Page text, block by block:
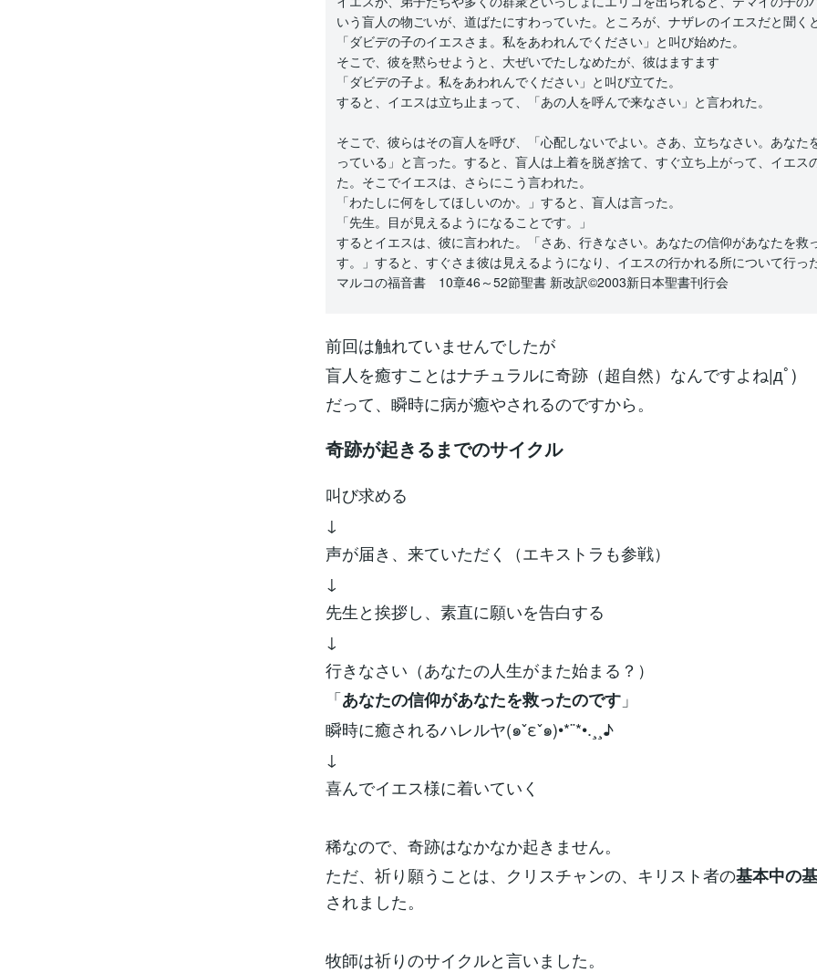
（祈り・叫び）・「求めなさい。そうすれば与えられます」マタイ7.7・「さ
あ人を造ろう。我々の形として、我々に似せて」創世記1.26この2の原則は逆
説的に言えば・求めないと与えられない（それでも与えられるのは恵です
ね）・神に似た私たちは仲間です。敵対（不信仰）すると、祈りは聞かれな
い結論・友達のイエス様が願
いう盲人の物ごいが、道ばたにすわっていた。ところが、ナザレのイエスだと聞く
「ダビデの子のイエスさま。私をあわれんでください」と叫び始めた。
そこで、彼を黙らせようと、大ぜいでたしなめたが、彼はますます
「ダビデの子よ。私をあわれんでください」と叫び立てた。
すると、イエスは立ち止まって、「あの人を呼んで来なさい」と言われた。
そこで、彼らはその盲人を呼び、「心配しないでよい。さあ、立ちなさい。あなた
っている」と言った。すると、盲人は上着を脱ぎ捨て、すぐ立ち上がって、イエス
た。そこでイエスは、さらにこう言われた。
「わたしに何をしてほしいのか。」すると、盲人は言った。
「先生。目が見えるようになることです。」
するとイエスは、彼に言われた。「さあ、行きなさい。あなたの信仰があなたを救
す。」すると、すぐさま彼は見えるようになり、イエスの行かれる所について行った
マルコの福音書 10章46～52節聖書 新改訳©2003新日本聖書刊行会
前回は触れていませんでしたが
盲人を癒すことはナチュラルに奇跡（超自然）なんですよね|дﾟ)
だって、瞬時に病が癒やされるのですから。
奇跡が起きるまでのサイクル
叫び求める
↓
声が届き、来ていただく（エキストラも参戦）
↓
先生と挨拶し、素直に願いを告白する
↓
行きなさい（あなたの人生がまた始まる？）
「あなたの信仰があなたを救ったのです 」
瞬時に癒されるハレルヤ(๑ˇεˇ๑)•*¨*•.¸¸♪
↓
喜んでイエス様に着いていく
稀なので、奇跡はなかなか起きません。
ただ、祈り願うことは、クリスチャンの、キリスト者の基本中の
されました。
牧師は祈りのサイクルと言いました。